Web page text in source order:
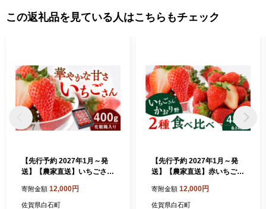
この返礼品を見ている人はこちらもチェック
【先行予約 2027年1月～発
送】【農家直送】いちごさん
苺 イチゴ いちごさん フルー
ツ 果物 甘い あまい アフター
寄附金額 12,000円
佐賀県白石町
【先行予約 2027年1月～発
送】【農家直送】赤いちご
さん 各240g 詰め合わせ セッ
ト（計480g）/ いちご 苺 イ
寄附金額 12,000円
佐賀県白石町